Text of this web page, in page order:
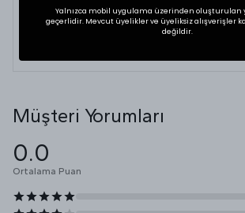
karşılaştırabilirsiniz.
* Ölçülerde +1/-1 cm farklılık olabilir.
Müşteri Yorumları
0.0
Ortalama Puan
Yalnızca mobil uygulama üzerinden oluşturulan
geçerlidir. Mevcut üyelikler ve üyeliksiz alışverişler
değildir.